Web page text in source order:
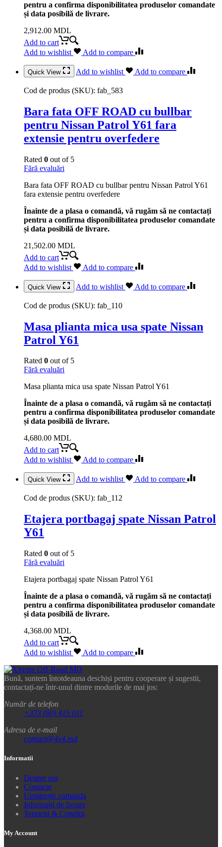
pentru a confirma disponibilitatea produselor comandate
și data posibilă de livrare.
2,912.00 MDL
Add to cart
Add to wishlist
Add to compare
Quick View Add to wishlist Add to compare
Cod de produs (SKU): fab_583
Bara fata OFF ROAD cu bullbar
pentru Nissan Patrol Y61 fara
extensie pentru overfedere
Rated 0 out of 5
Fără evaluări
Bara fata OFF ROAD cu bullbar pentru Nissan Patrol Y61
fara extensie pentru overfedere
Înainte de a plasa o comandă, vă rugăm să ne contactați
pentru a confirma disponibilitatea produselor comandate
și data posibilă de livrare.
21,502.00 MDL
Add to cart
Add to wishlist
Add to compare
Quick View Add to wishlist Add to compare
Cod de produs (SKU): fab_110
Masa plianta mica usa spate Nissan
Patrol Y61
Rated 0 out of 5
Fără evaluări
Masa plianta mica usa spate Nissan Patrol Y61
Înainte de a plasa o comandă, vă rugăm să ne contactați
pentru a confirma disponibilitatea produselor comandate
și data posibilă de livrare.
4,680.00 MDL
Add to cart
Add to wishlist
Add to compare
Quick View Add to wishlist Add to compare
Cod de produs (SKU): fab_112
Etajera portbagaj spate Nissan Patrol
Y61
Rated 0 out of 5
Fără evaluări
Etajera portbagaj spate Nissan Patrol Y61
Înainte de a plasa o comandă, vă rugăm să ne contactați
pentru a confirma disponibilitatea produselor comandate
și data posibilă de livrare.
4,368.00 MDL
Add to cart
Add to wishlist
Add to compare
Bună, suntem întotdeauna deschiși pentru cooperare și sugestii,
contactați-ne într-unul dintre modurile de mai jos:
Număr de telefon
+373 (60) 415 011
Adresa de e-mail
contact@4x4.md
Informatii
Despre noi
Contacte
Urmărește comanda
Informații de livrare
Termeni & Conditii
My Account